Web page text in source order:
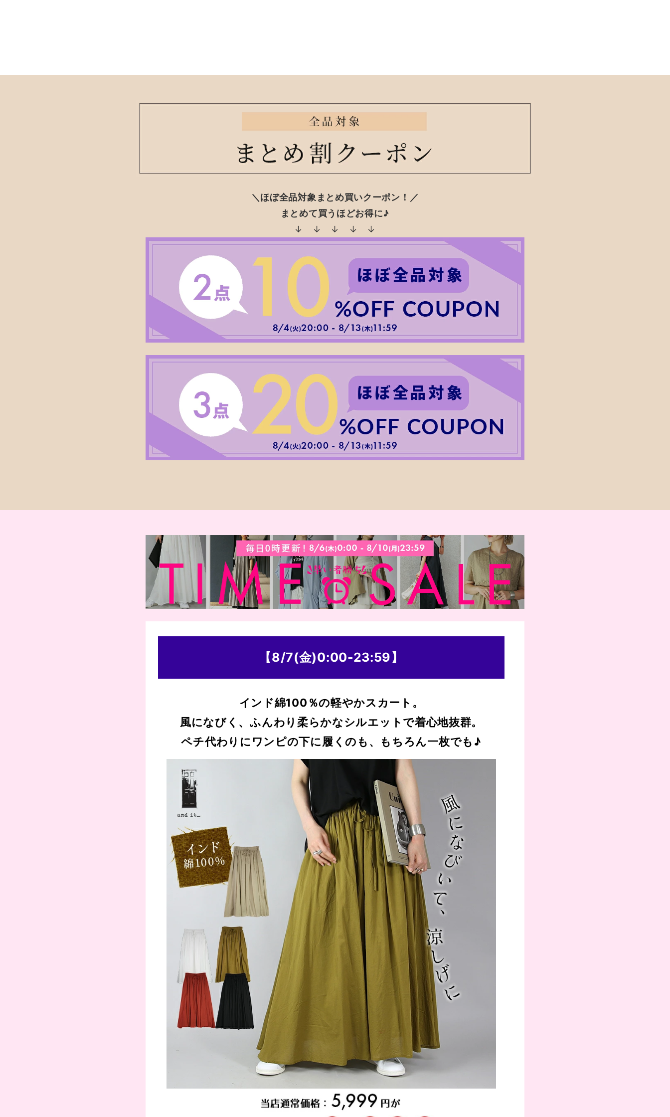
＼ほぼ全品対象まとめ買いクーポン！／
まとめて買うほどお得に♪
↓ ↓ ↓ ↓ ↓
【8/7(金)0:00-23:59】
インド綿100％の軽やかスカート。
風になびく、ふんわり柔らかなシルエットで着心地抜群。
ペチ代わりにワンピの下に履くのも、もちろん一枚でも♪